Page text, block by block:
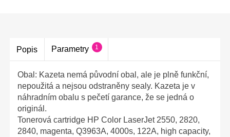
Popis Parametry 1
Obal: Kazeta nemá původní obal, ale je plně funkční,
nepoužitá a nejsou odstraněny sealy. Kazeta je v
náhradním obalu s pečetí garance, že se jedná o
originál.
Tonerová cartridge HP Color LaserJet 2550, 2820,
2840, magenta, Q3963A, 4000s, 122A, high capacity,